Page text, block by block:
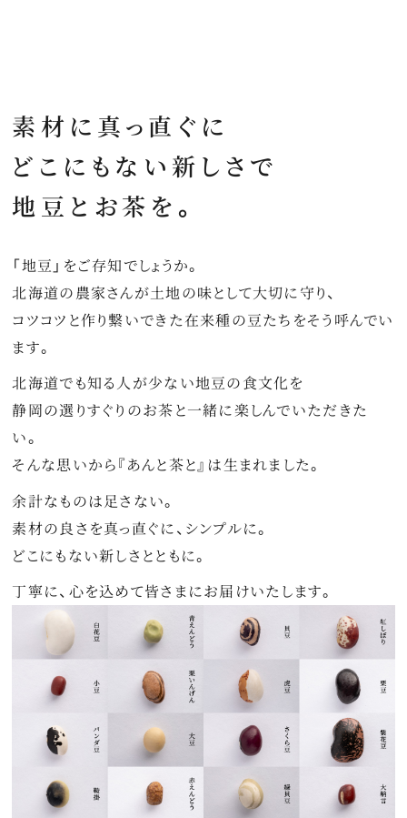
素材に真っ直ぐに
どこにもない新しさで
地豆とお茶を。
「地豆」をご存知でしょうか。
北海道の農家さんが土地の味として大切に守り、
コツコツと作り繋いできた在来種の豆たちをそう呼んでい
ます。
北海道でも知る人が少ない地豆の食文化を
静岡の選りすぐりのお茶と一緒に楽しんでいただきた
い。
そんな思いから『あんと茶と』は生まれました。
余計なものは足さない。
素材の良さを真っ直ぐに、シンプルに。
どこにもない新しさとともに。
丁寧に、心を込めて皆さまにお届けいたします。